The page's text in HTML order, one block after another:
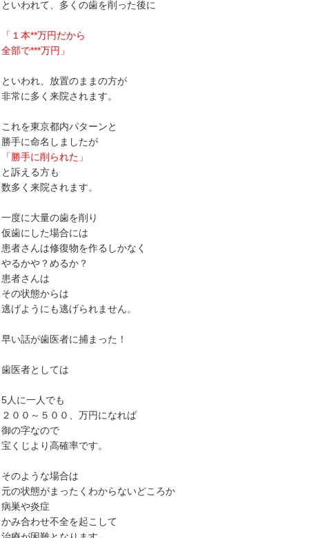
といわれて、多くの歯を削った後に
「１本**万円だから
全部で***万円」
といわれ、放置のままの方が
非常に多く来院されます。
これを東京都内パターンと
勝手に命名しましたが
「勝手に削られた」
と訴える方も
数多く来院されます。
一度に大量の歯を削り
仮歯にした場合には
患者さんは修復物を作るしかなく
やるかや？めるか？
患者さんは
その状態からは
逃げようにも逃げられません。
早い話が歯医者に捕まった！
歯医者としては
5人に一人でも
２００～５００、万円になれば
御の字なので
宝くじより高確率です。
そのような場合は
元の状態がまったくわからないどころか
病巣や炎症
かみ合わせ不全を起こして